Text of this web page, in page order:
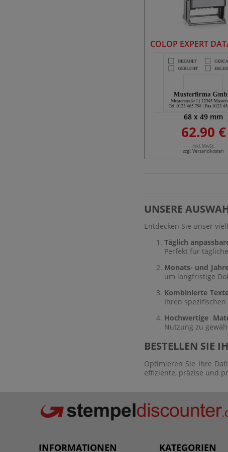
COLOP EXPERT
68 x 49 mm
62.90 €
inkl. MwSt.
zzgl. Versandkosten
UNSERE
Entdecken Sie unser
Täglich
Perfekt für
Monats- und
um langfristige
Kombinierte
Ihren
Hochwertige
Nutzung zu
BESTELLEN SIE
Optimieren Sie Ihre
effiziente, präzise und
INFORMATIONEN KATEGORIEN